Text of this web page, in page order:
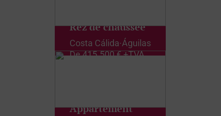
Rez de chaussée
Costa Cálida·Águilas
De415.500 € +TVA
Appartement